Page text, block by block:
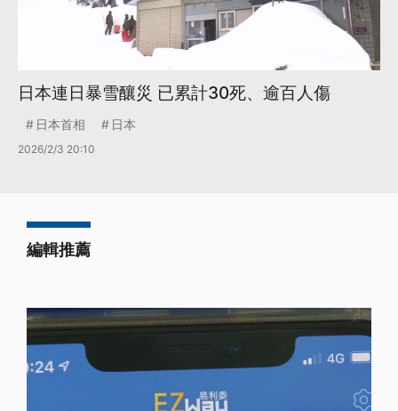
日本連日暴雪釀災 已累計30死、逾百人傷
日本首相 日本
2026/2/3 20:10
編輯推薦